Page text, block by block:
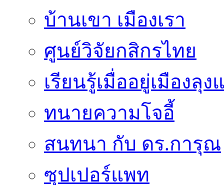
บ้านเขา เมืองเรา
ศูนย์วิจัยกสิกรไทย
เรียนรู้เมื่ออยู่เมืองลุง
ทนายความโจอี้
สนทนา กับ ดร.การุณ
ซุปเปอร์แพท